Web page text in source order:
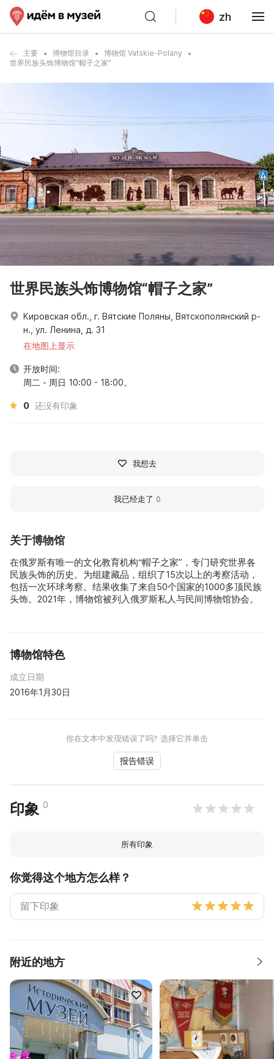
zh
主要 博物馆目录
博物馆 Vatskie-Polany
世界民族头饰博物馆“帽子之家”
关于博物馆
在俄罗斯有唯一的文化教育机构“帽子之家”，专门研究世界各
民族头饰的历史。为组建藏品，组织了15次以上的考察活动，
包括一次环球考察。结果收集了来自50个国家的1000多顶民族
头饰。2021年，博物馆被列入俄罗斯私人与民间博物馆协会。
博物馆特色
成立日期
2016年1月30日
你在文本中发现错误了吗? 选择它并单击
报告错误
印象 0
所有印象
你觉得这个地方怎么样？
附近的地方
世界民族头饰博物馆“帽子之家”
Кировская обл., г. Вятские Поляны, Вятскополянский р-
н., ул. Ленина, д. 31
在地图上显示
开放时间:
周二 - 周日 10:00 - 18:00。
0 还没有印象
我想去
我已经走了 0